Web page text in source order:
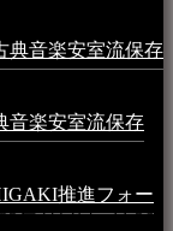
典音楽安室流保存
音楽安室流保存
推進フォー
年4月4日 - 11:36